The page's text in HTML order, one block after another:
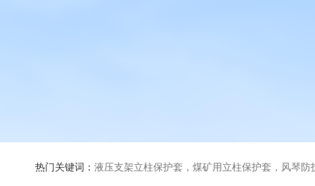
热门关键词： 液压支架立柱保护套，煤矿用立柱保护套，风琴